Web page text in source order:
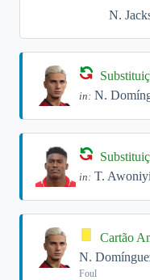
N.
in: N.
in: T. Awoniyi
Cartão
N.
Foul